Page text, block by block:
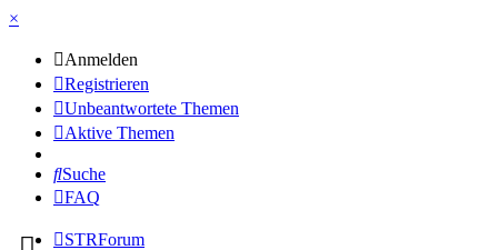
×
Anmelden
Registrieren
Unbeantwortete Themen
Aktive Themen
Suche
FAQ
STRForum